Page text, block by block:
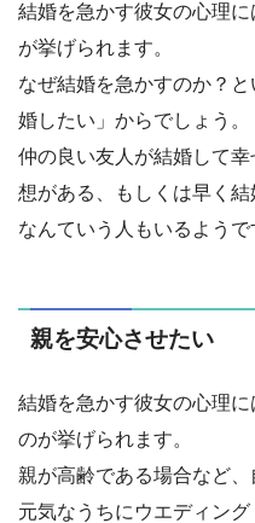
結婚を急かす彼女の心理
が挙げられます。
なぜ結婚を急かすのか？
婚したい」からでしょう。
仲の良い友人が結婚して
想がある、もしくは早く
なんていう人もいるようで
親を安心させたい
結婚を急かす彼女の心理
のが挙げられます。
親が高齢である場合など
元気なうちにウエディン